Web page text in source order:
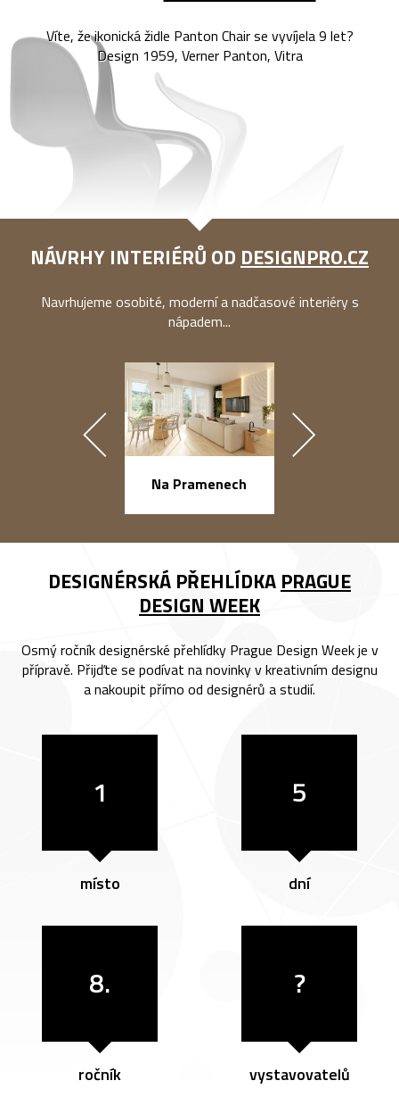
Víte, že ikonická židle Panton Chair se vyvíjela 9 let?
Design 1959, Verner Panton, Vitra
NÁVRHY INTERIÉRŮ OD DESIGNPRO.CZ
Navrhujeme osobité, moderní a nadčasové interiéry s
nápadem...
Na Pramenech
DESIGNÉRSKÁ PŘEHLÍDKA PRAGUE
DESIGN WEEK
Osmý ročník designérské přehlídky Prague Design Week je v
přípravě. Přijďte se podívat na novinky v kreativním designu
a nakoupit přímo od designérů a studií.
1
místo
5
dní
8.
ročník
?
vystavovatelů